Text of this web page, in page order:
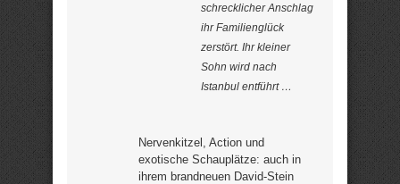
schrecklicher Anschlag
ihr Familienglück
zerstört. Ihr kleiner
Sohn wird nach
Istanbul entführt …
Nervenkitzel, Action und
exotische Schauplätze: auch in
ihrem brandneuen David-Stein